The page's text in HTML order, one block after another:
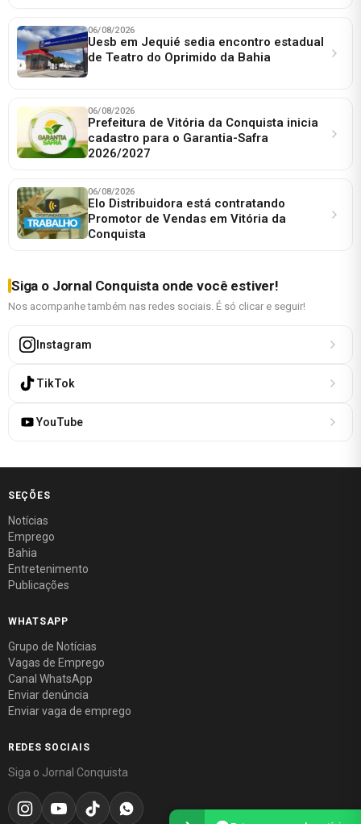
06/08/2026
Uesb em Jequié sedia encontro estadual
de Teatro do Oprimido da Bahia
06/08/2026
Prefeitura de Vitória da Conquista inicia
cadastro para o Garantia-Safra
2026/2027
06/08/2026
Elo Distribuidora está contratando
Promotor de Vendas em Vitória da
Conquista
Siga o Jornal Conquista onde você estiver!
Nos acompanhe também nas redes sociais. É só clicar e seguir!
Instagram
TikTok
YouTube
SEÇÕES
Notícias
Emprego
Bahia
Entretenimento
Publicações
WHATSAPP
Grupo de Notícias
Vagas de Emprego
Canal WhatsApp
Enviar denúncia
Enviar vaga de emprego
REDES SOCIAIS
Siga o Jornal Conquista